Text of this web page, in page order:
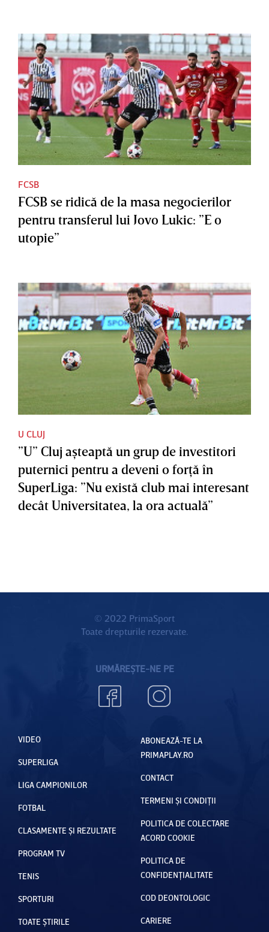
FCSB
FCSB se ridică de la masa negocierilor
pentru transferul lui Jovo Lukic: ”E o
utopie”
U CLUJ
”U” Cluj aşteaptă un grup de investitori
puternici pentru a deveni o forţă în
SuperLiga: ”Nu există club mai interesant
decât Universitatea, la ora actuală”
© 2022 PrimaSport
Toate drepturile rezervate.
URMĂREȘTE-NE PE
VIDEO
SUPERLIGA
LIGA CAMPIONILOR
FOTBAL
CLASAMENTE ȘI REZULTATE
PROGRAM TV
TENIS
SPORTURI
TOATE ȘTIRILE
ABONEAZĂ-TE LA
PRIMAPLAY.RO
CONTACT
TERMENI ȘI CONDIȚII
POLITICA DE COLECTARE
ACORD COOKIE
POLITICA DE
CONFIDENȚIALITATE
COD DEONTOLOGIC
CARIERE